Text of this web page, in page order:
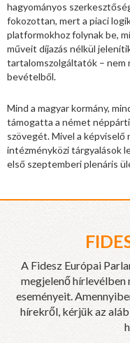
hagyományos
fokozottan, mert a piaci
platformokhoz folynak be,
műveit díjazás nélkül
tartalomszolgáltatók – nem
bevételből.
Mind a magyar kormány,
támogatta a német
szövegét. Mivel a
intézményközi tárgyalások
első szeptemberi plenáris
A Fidesz Európai
megjelenő hírlevélben
eseményeit.
hírekről, kérjük az